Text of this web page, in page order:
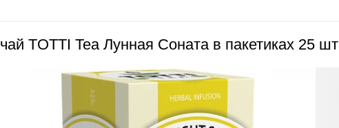
TOTTI Tea Лунная Соната в пакетиках 25 шт